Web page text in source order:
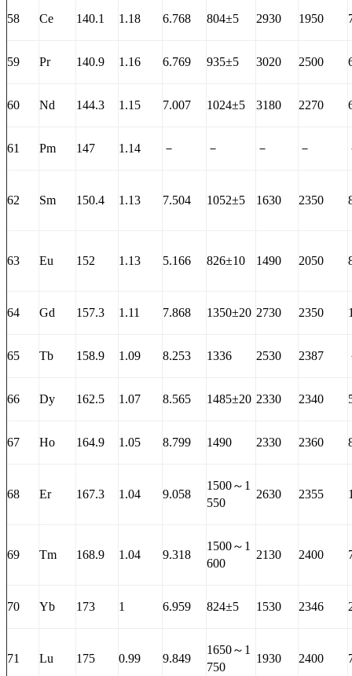
58 Ce 140.1 1.18 6.768 804±5 2930 1950
59 Pr 140.9 1.16 6.769 935±5 3020 2500
60 Nd 144.3 1.15 7.007 1024±5 3180 2270
61 Pm 147 1.14 － － － －
62 Sm 150.4 1.13 7.504 1052±5 1630 2350
63 Eu 152 1.13 5.166 826±10 1490 2050
64 Gd 157.3 1.11 7.868 1350±20 2730 2350
65 Tb 158.9 1.09 8.253 1336 2530 2387
66 Dy 162.5 1.07 8.565 1485±20 2330 2340
67 Ho 164.9 1.05 8.799 1490 2330 2360
68 Er 167.3 1.04 9.058
1500～1
550
2630 2355
69 Tm 168.9 1.04 9.318
1500～1
600
2130 2400
70 Yb 173 1 6.959 824±5 1530 2346
71 Lu 175 0.99 9.849
1650～1
750
1930 2400